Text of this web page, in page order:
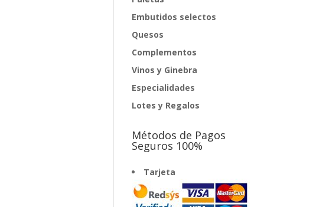
Embutidos selectos
Quesos
Complementos
Vinos y Ginebra
Especialidades
Lotes y Regalos
Métodos de Pagos
Seguros 100%
Tarjeta